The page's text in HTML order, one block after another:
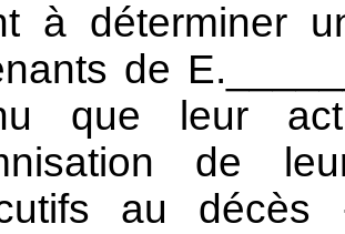
à déterminer
de
que leur
de
au